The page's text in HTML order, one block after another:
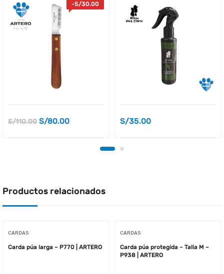
-S/30.00
S/110.00 S/80.00 S/35.00
Productos relacionados
CARDAS
Carda púa larga – P770 | ARTERO
CARDAS
Carda púa protegida – Talla M –
P938 | ARTERO